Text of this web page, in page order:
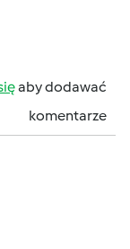
aby dodawać
komentarze